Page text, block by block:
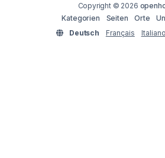
Copyright © 2026
Kategorien
Seiten Orte
Deutsch
Français Italiano